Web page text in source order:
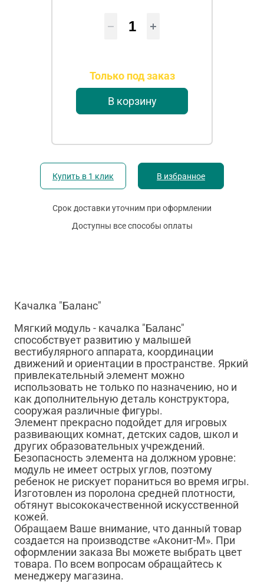
Только под заказ
В корзину
Купить в 1 клик В избранное
Срок доставки уточним при оформлении
Доступны все способы оплаты
Качалка "Баланс"
Мягкий модуль - качалка "Баланс"
способствует развитию у малышей
вестибулярного аппарата, координации
движений и ориентации в пространстве. Яркий
привлекательный элемент можно
использовать не только по назначению, но и
как дополнительную деталь конструктора,
сооружая различные фигуры.
Элемент прекрасно подойдет для игровых
развивающих комнат, детских садов, школ и
других образовательных учреждений.
Безопасность элемента на должном уровне:
модуль не имеет острых углов, поэтому
ребенок не рискует пораниться во время игры.
Изготовлен из поролона средней плотности,
обтянут высококачественной искусственной
кожей.
Обращаем Ваше внимание, что данный товар
создается на производстве «Аконит-М». При
оформлении заказа Вы можете выбрать цвет
товара. По всем вопросам обращайтесь к
менеджеру магазина.